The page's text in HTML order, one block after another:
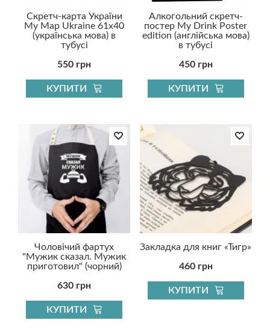
Скретч-карта України
My Map Ukraine 61x40
(українська мова) в
тубусі
550 грн
КУПИТИ
Алкогольний скретч-
постер My Drink Poster
edition (англійська мова)
в тубусі
450 грн
КУПИТИ
Чоловічий фартух
"Мужик сказал. Мужик
приготовил" (чорний)
630 грн
КУПИТИ
Закладка для книг «Тигр»
460 грн
КУПИТИ